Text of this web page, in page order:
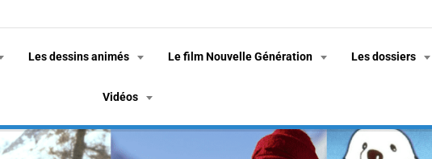
Les dessins animés Le film Nouvelle Génération Les dossiers
Vidéos